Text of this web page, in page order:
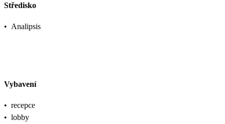
Středisko
• Analipsis
Vybavení
• recepce
• lobby